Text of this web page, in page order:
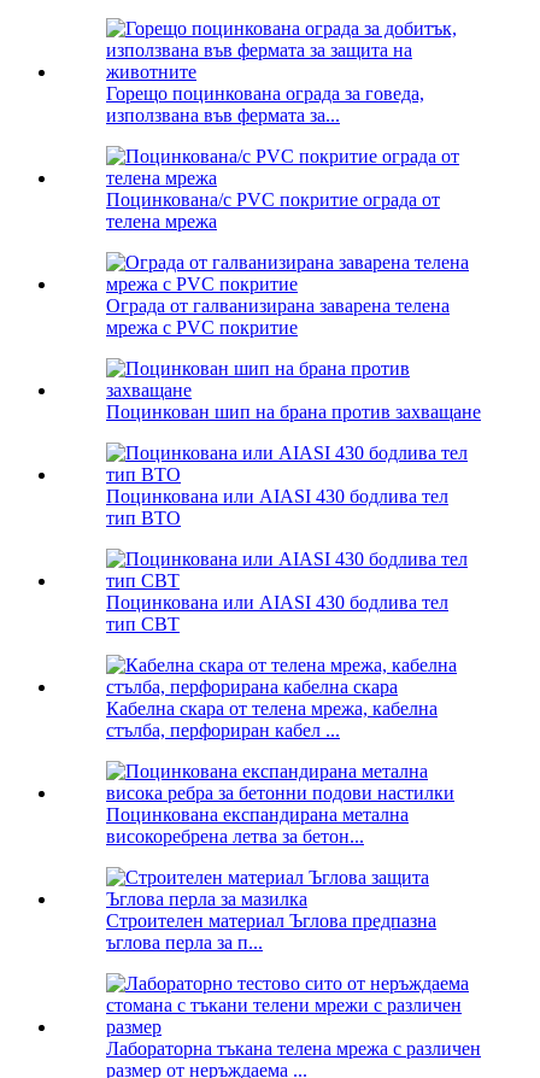
Горещо поцинкована ограда за говеда,
използвана във фермата за...
Поцинкована/с PVC покритие ограда от
телена мрежа
Ограда от галванизирана заварена телена
мрежа с PVC покритие
Поцинкован шип на брана против захващане
Поцинкована или AIASI 430 бодлива тел
тип BTO
Поцинкована или AIASI 430 бодлива тел
тип CBT
Кабелна скара от телена мрежа, кабелна
стълба, перфориран кабел ...
Поцинкована експандирана метална
високоребрена летва за бетон...
Строителен материал Ъглова предпазна
ъглова перла за п...
Лабораторна тъкана телена мрежа с различен
размер от неръждаема ...